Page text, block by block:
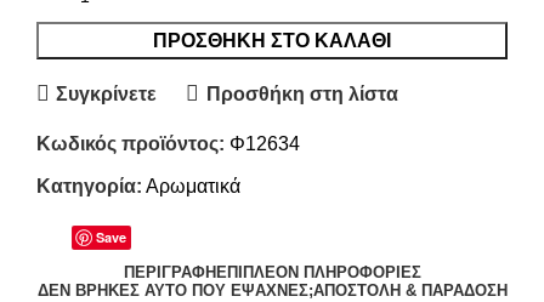
ΠΡΟΣΘΉΚΗ ΣΤΟ ΚΑΛΆΘΙ
Συγκρίνετε Προσθήκη στη λίστα
Κωδικός προϊόντος: Φ12634
Κατηγορία: Αρωματικά
Save
ΠΕΡΙΓΡΑΦΉ ΕΠΙΠΛΈΟΝ ΠΛΗΡΟΦΟΡΊΕΣ
ΔΕΝ ΒΡΉΚΕΣ ΑΥΤΌ ΠΟΥ ΈΨΑΧΝΕΣ;ΑΠΟΣΤΟΛΉ & ΠΑΡΆΔΟΣΗ